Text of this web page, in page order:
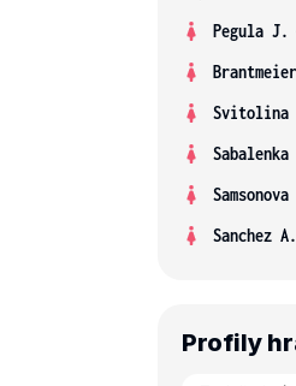
Pegula J.
Svitolina
Sabalenka
Sanchez A.
Profily